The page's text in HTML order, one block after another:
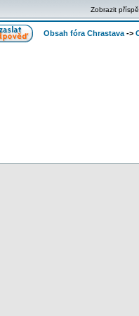
Zobrazit
Obsah fóra Chrastava ->